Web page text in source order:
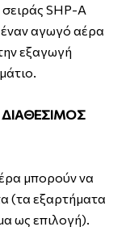
SHP-A
αγωγό αέρα
εξαγωγή
μπορούν να
(τα εξαρτήματα
ως επιλογή).